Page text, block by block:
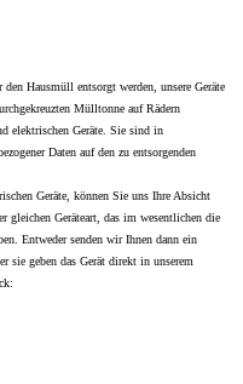
Hausmüll entsorgt werden, unsere Geräte
Mülltonne auf Rädern
elektrischen Geräte. Sie sind in
Daten auf den zu entsorgenden
Geräte, können Sie uns Ihre Absicht
gleichen Geräteart, das im wesentlichen die
Entweder senden wir Ihnen dann ein
sie geben das Gerät direkt in unserem